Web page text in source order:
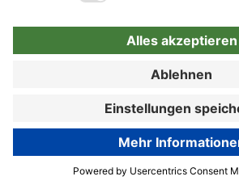
Zur Buchung